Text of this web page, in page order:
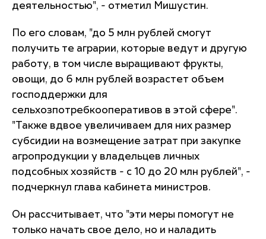
деятельностью", - отметил Мишустин.
По его словам, "до 5 млн рублей смогут
получить те аграрии, которые ведут и другую
работу, в том числе выращивают фрукты,
овощи, до 6 млн рублей возрастет объем
господдержки для
сельхозпотребкооперативов в этой сфере".
"Также вдвое увеличиваем для них размер
субсидии на возмещение затрат при закупке
агропродукции у владельцев личных
подсобных хозяйств - с 10 до 20 млн рублей", -
подчеркнул глава кабинета министров.
Он рассчитывает, что "эти меры помогут не
только начать свое дело, но и наладить